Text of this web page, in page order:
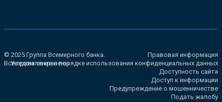
© 2025 Группа Всемирного банка.
Все права сохранены.
Правовая информация
Уведомление о порядке использования конфиденциальных данных
Доступность сайта
Доступ к информации
Предупреждение о мошенничестве
Подать жалобу